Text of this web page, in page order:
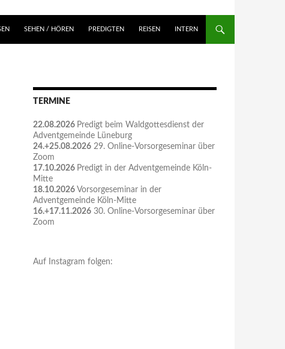
SEHEN / HÖREN PREDIGTEN REISEN INTERN
TERMINE
22.08.2026 Predigt beim Waldgottesdienst der
Adventgemeinde Lüneburg
24.+25.08.2026 29. Online-Vorsorgeseminar über
Zoom
17.10.2026 Predigt in der Adventgemeinde Köln-
Mitte
18.10.2026 Vorsorgeseminar in der
Adventgemeinde Köln-Mitte
16.+17.11.2026 30. Online-Vorsorgeseminar über
Zoom
Auf Instagram folgen: